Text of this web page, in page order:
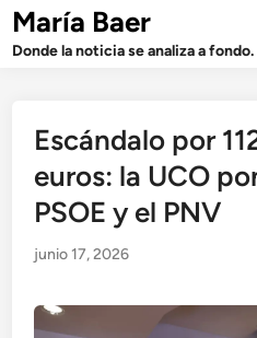
Saltar
contenido
María Baer
Donde la noticia se analiza a fondo.
Escándalo por
euros: la UCO
PSOE y el PNV
junio 17, 2026